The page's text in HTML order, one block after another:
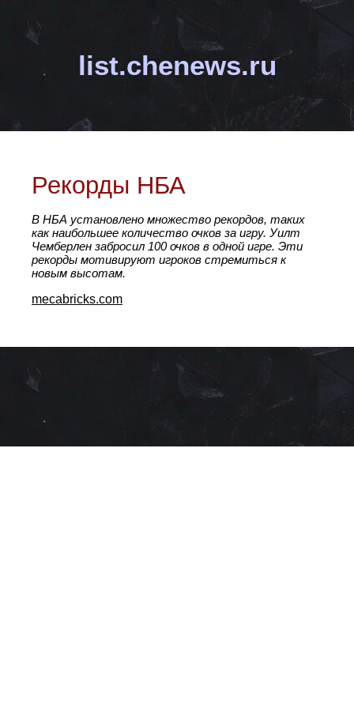
list.chenews.ru
Рекорды НБА
В НБА установлено множество рекордов, таких
как наибольшее количество очков за игру. Уилт
Чемберлен забросил 100 очков в одной игре. Эти
рекорды мотивируют игроков стремиться к
новым высотам.
mecabricks.com